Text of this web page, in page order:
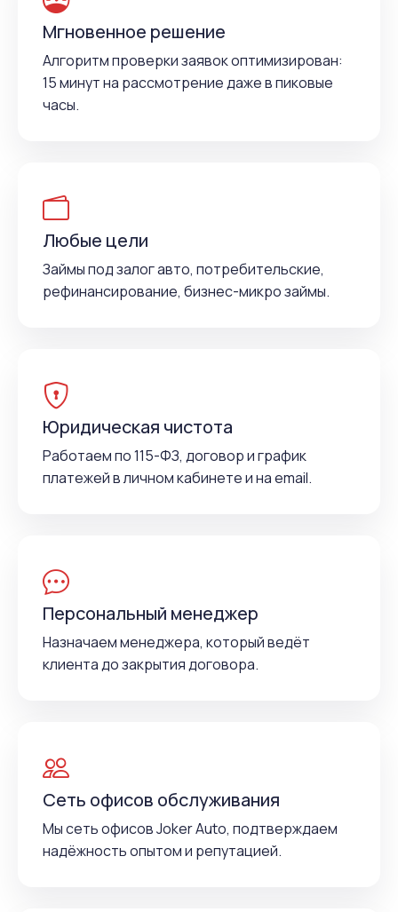
Мгновенное решение
Алгоритм проверки заявок оптимизирован:
15 минут на рассмотрение даже в пиковые
часы.
Любые цели
Займы под залог авто, потребительские,
рефинансирование, бизнес-микро займы.
Юридическая чистота
Работаем по 115-ФЗ, договор и график
платежей в личном кабинете и на email.
Персональный менеджер
Назначаем менеджера, который ведёт
клиента до закрытия договора.
Сеть офисов обслуживания
Мы сеть офисов Joker Auto, подтверждаем
надёжность опытом и репутацией.